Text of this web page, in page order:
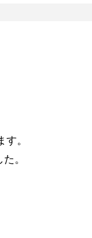
。
。